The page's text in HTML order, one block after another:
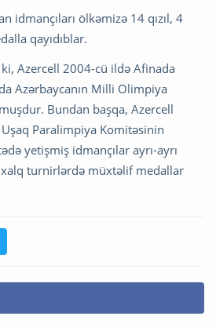
idmançıları ölkəmizə 14 qızıl, 4
qayıdıblar.
Azercell 2004-cü ildə Afinada
Azərbaycanın Milli Olimpiya
Bundan başqa, Azercell
Paralimpiya Komitəsinin
yetişmiş idmançılar ayrı-ayrı
turnirlərdə müxtəlif medallar